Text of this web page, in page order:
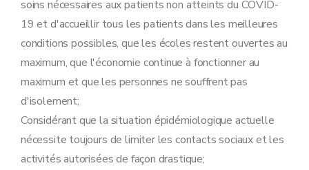
soins nécessaires aux patients non atteints du COVID-
19 et d'accueillir tous les patients dans les meilleures
conditions possibles, que les écoles restent ouvertes au
maximum, que l'économie continue à fonctionner au
maximum et que les personnes ne souffrent pas
d'isolement;
Considérant que la situation épidémiologique actuelle
nécessite toujours de limiter les contacts sociaux et les
activités autorisées de façon drastique;